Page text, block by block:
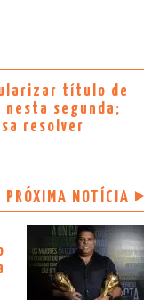
título de
segunda;
resolver
PRÓXIMA NOTÍCIA